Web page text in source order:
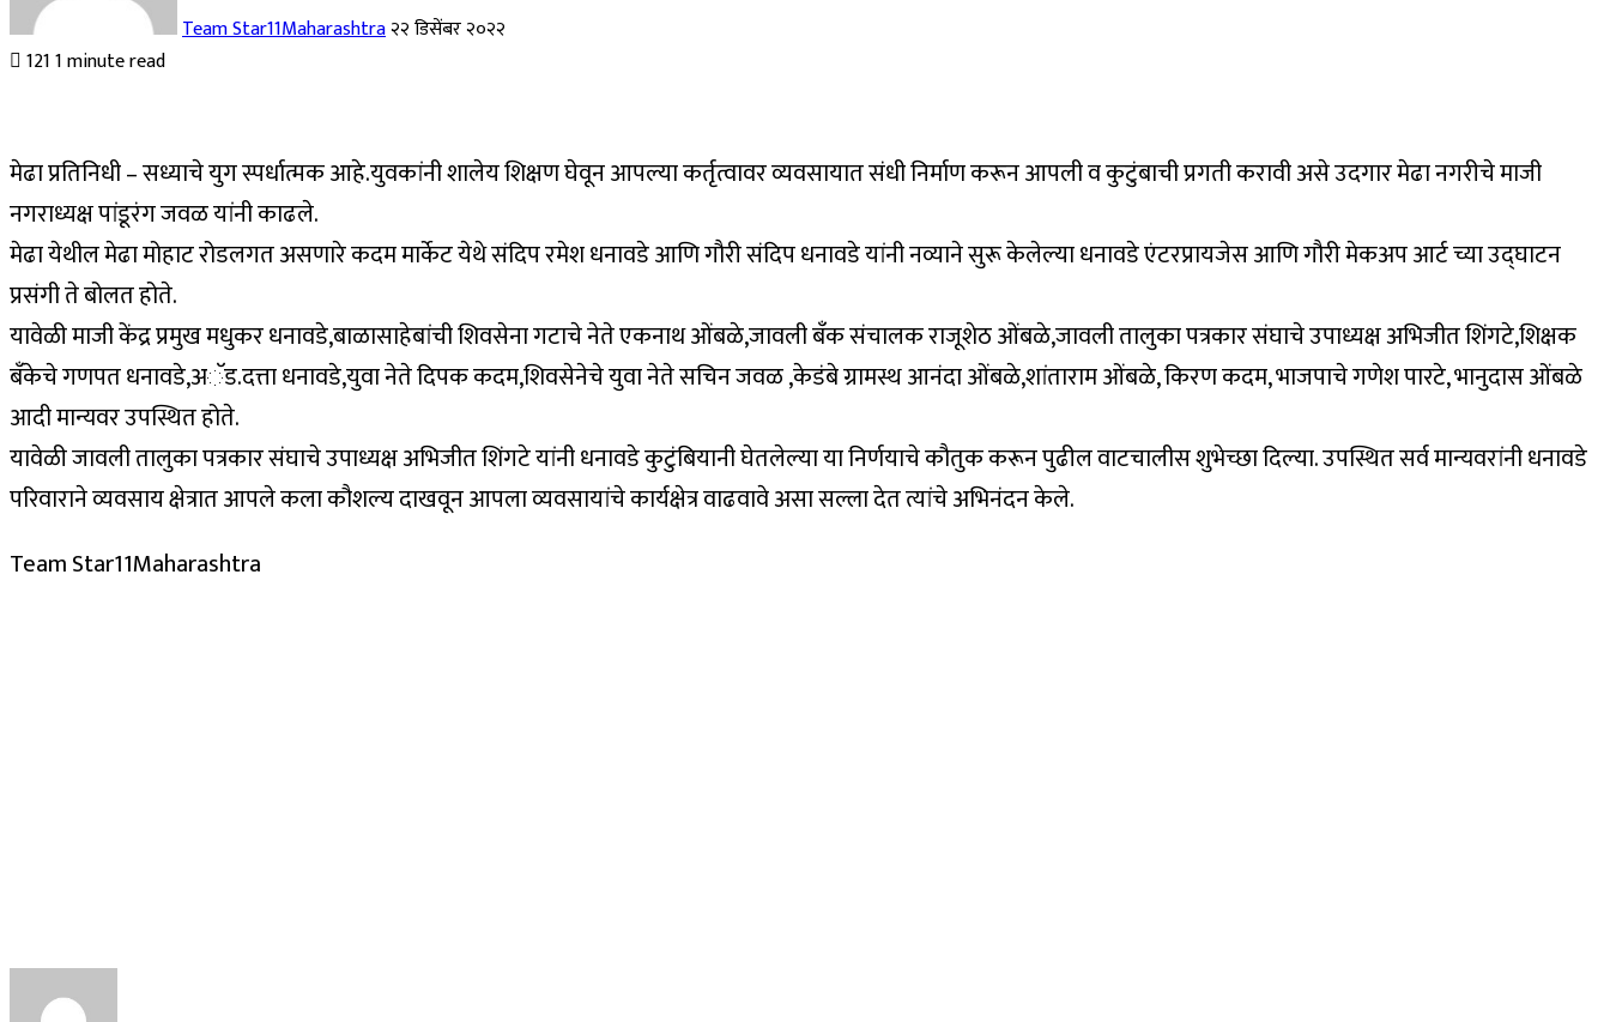
Team Star11Maharashtra२२ डिसेंबर २०२२
1211 minute read
मेढा प्रतिनिधी – सध्याचे युग स्पर्धात्मक आहे.युवकांनी शालेय शिक्षण घेवून आपल्या कर्तृत्वावर व्यवसायात संधी निर्माण करून आपली व कुटुंबाची प्रगती करावी असे उदगार मेढा नगरीचे माजी
नगराध्यक्ष पांडूरंग जवळ यांनी काढले.
मेढा येथील मेढा मोहाट रोडलगत असणारे कदम मार्केट येथे संदिप रमेश धनावडे आणि गौरी संदिप धनावडे यांनी नव्याने सुरू केलेल्या धनावडे एंटरप्रायजेस आणि गौरी मेकअप आर्ट च्या उद्घाटन
प्रसंगी ते बोलत होते.
यावेळी माजी केंद्र प्रमुख मधुकर धनावडे,बाळासाहेबांची शिवसेना गटाचे नेते एकनाथ ओंबळे,जावली बँक संचालक राजूशेठ ओंबळे,जावली तालुका पत्रकार संघाचे उपाध्यक्ष अभिजीत शिंगटे,शिक्षक
बँकेचे गणपत धनावडे,अॅड.दत्ता धनावडे,युवा नेते दिपक कदम,शिवसेनेचे युवा नेते सचिन जवळ ,केडंबे ग्रामस्थ आनंदा ओंबळे,शांताराम ओंबळे, किरण कदम, भाजपाचे गणेश पारटे, भानुदास ओंबळे
आदी मान्यवर उपस्थित होते.
यावेळी जावली तालुका पत्रकार संघाचे उपाध्यक्ष अभिजीत शिंगटे यांनी धनावडे कुटुंबियानी घेतलेल्या या निर्णयाचे कौतुक करून पुढील वाटचालीस शुभेच्छा दिल्या. उपस्थित सर्व मान्यवरांनी धनावडे
परिवाराने व्यवसाय क्षेत्रात आपले कला कौशल्य दाखवून आपला व्यवसायांचे कार्यक्षेत्र वाढवावे असा सल्ला देत त्यांचे अभिनंदन केले.
Team Star11Maharashtra